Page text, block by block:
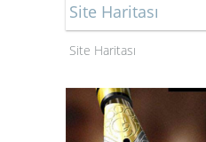
Site Haritası
Site Haritası